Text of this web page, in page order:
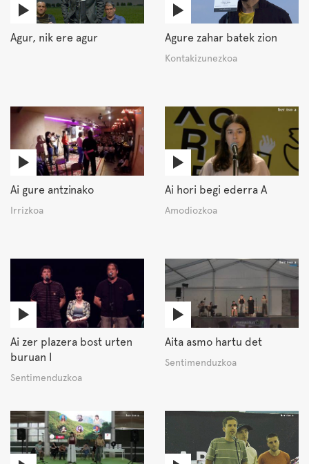
Agur, nik ere agur Agure zahar batek zion
Kontakizunezkoa
Ai gure antzinako
Irrizkoa
Ai hori begi ederra A
Amodiozkoa
Ai zer plazera bost urten
buruan I
Sentimenduzkoa
Aita asmo hartu det
Sentimenduzkoa